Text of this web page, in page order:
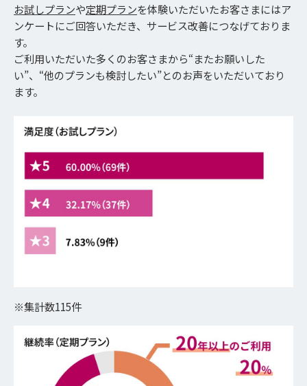
お試しプランや定期プランを体験いただいたお客さまにはア
ンケートにご回答いただき、サービス改善につなげておりま
す。
ご利用いただいた多くのお客さまから“またお願いした
い”、“他のプランも検討したい”とのお声をいただいており
ます。
※集計数115件